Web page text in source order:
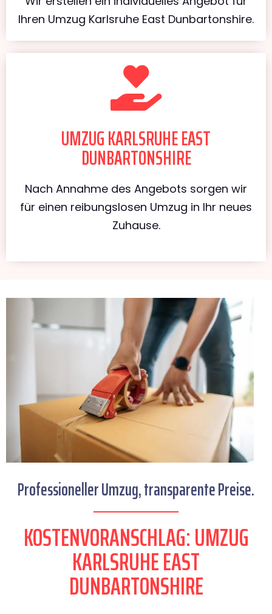
Ihren Umzug Karlsruhe East Dunbartonshire.
UMZUG KARLSRUHE EAST
DUNBARTONSHIRE
Nach Annahme des Angebots sorgen wir
für einen reibungslosen Umzug in Ihr neues
Zuhause.
Professioneller Umzug, transparente Preise.
KOSTENVORANSCHLAG: UMZUG
KARLSRUHE EAST
DUNBARTONSHIRE